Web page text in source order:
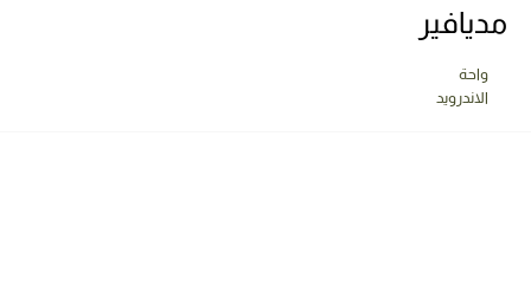
مديافير
واحة
الاندرويد